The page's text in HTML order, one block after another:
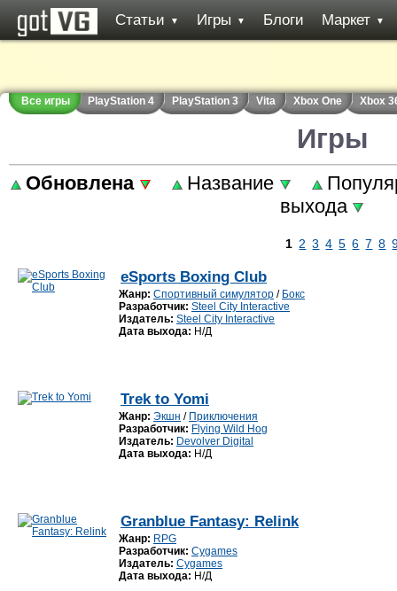
Статьи ▼ Игры ▼ Блоги Маркет ▼
Все игры PlayStation 4 PlayStation 3 Vita Xbox One Xbox
Игры
Обновлена Название
выхода
1 2 3 4 5 6 7 8
eSports Boxing Club
Жанр: Спортивный симулятор / Бокс
Разработчик: Steel City Interactive
Издатель: Steel City Interactive
Дата выхода: Н/Д
Trek to Yomi
Жанр: Экшн / Приключения
Разработчик: Flying Wild Hog
Издатель: Devolver Digital
Дата выхода: Н/Д
Granblue Fantasy: Relink
Жанр: RPG
Разработчик: Cygames
Издатель: Cygames
Дата выхода: Н/Д